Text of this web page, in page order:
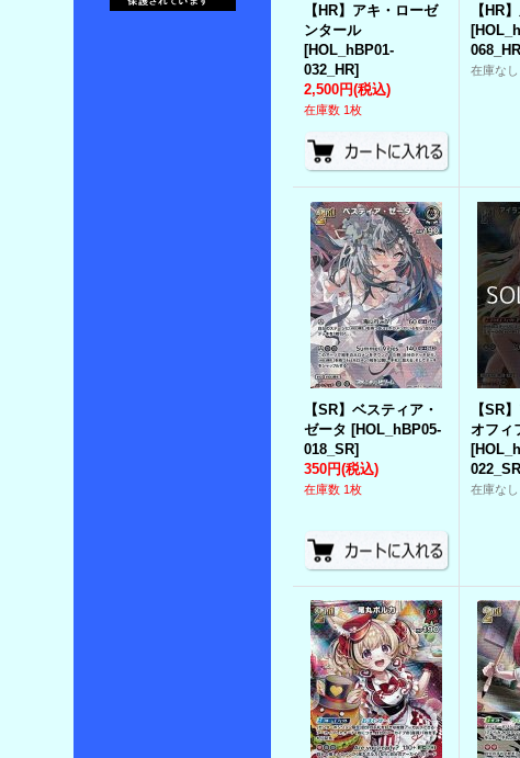
【HR】アキ・ローゼ
ンタール
[HOL_hBP01-
032_HR]
2,500円(税込)
在庫数 1枚
【HR
[
在庫なし
【SR】ベスティア・
ゼータ [HOL_hBP05-
018_SR]
350円(税込)
在庫数 1枚
【SR
オフィ
[
在庫なし